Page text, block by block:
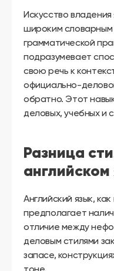
Помочь
выборе?
Добавить
Искусство
широким словарным
грамматической
подразумевает
свою речь к
официально-
обратно. Этот
деловых, учебных и
Разница
английском
Английский язык,
предполагает
отличие между
деловым стилями
запасе,